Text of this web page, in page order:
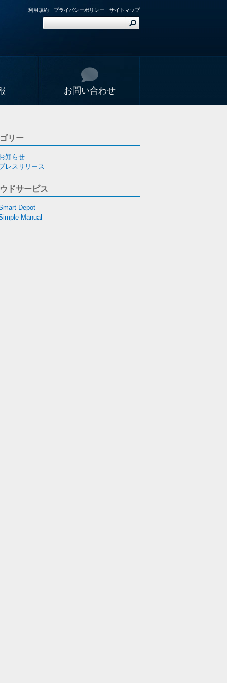
サイトマップ
プライバシーポリシー
利用規約
お問い合わせ
リー
知らせ
レスリリース
ドサービス
Depot
Manual